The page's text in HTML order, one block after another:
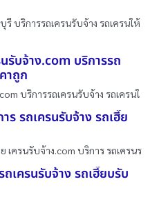
บริการรถเครนรับจ้าง รถเครนให้
รับจ้าง.com บริการรถ
าถูก
บริการรถเครนรับจ้าง รถเครนใ
ร รถเครนรับจ้าง รถเฮี๊ย
เครนรับจ้าง.com บริการ รถเครนร
ถเครนรับจ้าง รถเฮี๊ยบรับ